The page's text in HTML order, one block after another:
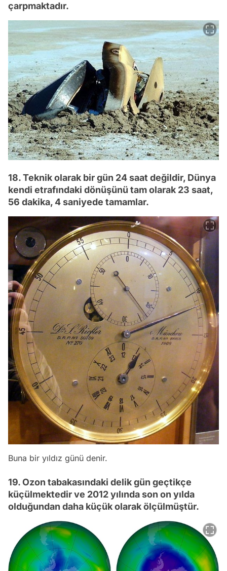
çarpmaktadır.
18. Teknik olarak bir gün 24 saat değildir, Dünya
kendi etrafındaki dönüşünü tam olarak 23 saat,
56 dakika, 4 saniyede tamamlar.
Buna bir yıldız günü denir.
19. Ozon tabakasındaki delik gün geçtikçe
küçülmektedir ve 2012 yılında son on yılda
olduğundan daha küçük olarak ölçülmüştür.